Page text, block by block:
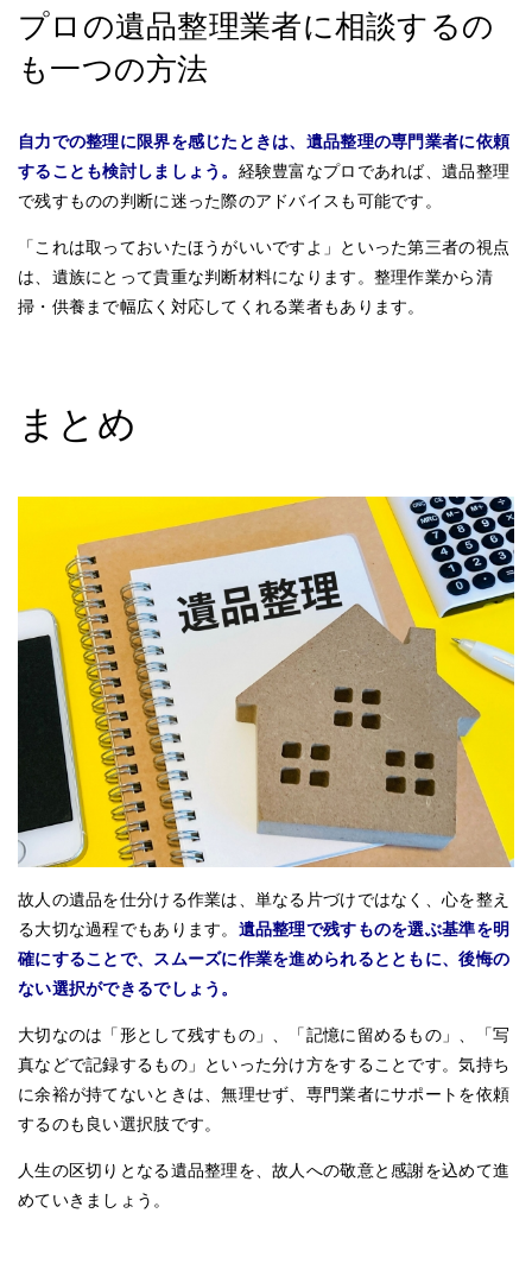
プロの遺品整理業者に相談するの
も一つの方法
自力での整理に限界を感じたときは、遺品整理の専門業者に依頼
することも検討しましょう。 経験豊富なプロであれば、遺品整理
で残すものの判断に迷った際のアドバイスも可能です。
「これは取っておいたほうがいいですよ」といった第三者の視点
は、遺族にとって貴重な判断材料になります。整理作業から清
掃・供養まで幅広く対応してくれる業者もあります。
まとめ
故人の遺品を仕分ける作業は、単なる片づけではなく、心を整え
る大切な過程でもあります。 遺品整理で残すものを選ぶ基準を明
確にすることで、スムーズに作業を進められるとともに、後悔の
ない選択ができるでしょう。
大切なのは「形として残すもの」、「記憶に留めるもの」、「写
真などで記録するもの」といった分け方をすることです。気持ち
に余裕が持てないときは、無理せず、専門業者にサポートを依頼
するのも良い選択肢です。
人生の区切りとなる遺品整理を、故人への敬意と感謝を込めて進
めていきましょう。